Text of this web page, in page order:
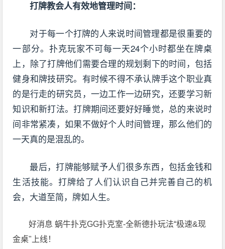
打牌教会人有效地管理时间：
对于每一个打牌的人来说时间管理都是很重要的
一部分。扑克玩家不可每一天24个小时都坐在牌桌
上，除了打牌他们需要合理的规划剩下的时间，包括
健身和牌技研究。有时候不得不承认牌手这个职业真
的是行走的研究员，一边工作一边研究，还要学习新
知识和新打法。打牌期间还要好好睡觉，总的来说时
间非常紧凑，如果不做好个人时间管理，那么他们的
一天真的是混乱的。
最后，打牌能够赋予人们很多东西，包括金钱和
生活技能。打牌给了人们认识自己并完善自己的机
会，大道至简，牌如人生。
好消息 蜗牛扑克GG扑克室-全新德扑玩法“极速&现
金桌"上线！